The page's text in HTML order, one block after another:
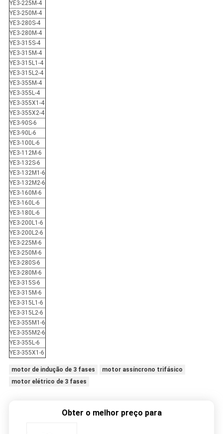
YE3-225M-4
YE3-250M-4
YE3-280S-4
YE3-280M-4
YE3-315S-4
YE3-315M-4
YE3-315L1-4
YE3-315L2-4
YE3-355M-4
YE3-355L-4
YE3-355X1-4
YE3-355X2-4
YE3-90S-6
YE3-90L-6
YE3-100L-6
YE3-112M-6
YE3-132S-6
YE3-132M1-6
YE3-132M2-6
YE3-160M-6
YE3-160L-6
YE3-180L-6
YE3-200L1-6
YE3-200L2-6
YE3-225M-6
YE3-250M-6
YE3-280S-6
YE3-280M-6
YE3-315S-6
YE3-315M-6
YE3-315L1-6
YE3-315L2-6
YE3-355M1-6
YE3-355M2-6
YE3-355L-6
YE3-355X1-6
motor de indução de 3 fases
motor assíncrono trifásico
motor elétrico de 3 fases
Obter o melhor preço para